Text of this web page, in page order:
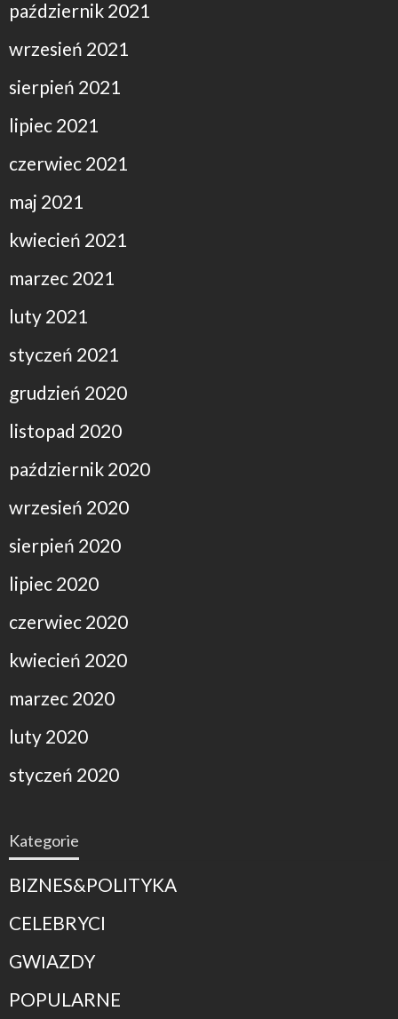
październik 2021
wrzesień 2021
sierpień 2021
lipiec 2021
czerwiec 2021
maj 2021
kwiecień 2021
marzec 2021
luty 2021
styczeń 2021
grudzień 2020
listopad 2020
październik 2020
wrzesień 2020
sierpień 2020
lipiec 2020
czerwiec 2020
kwiecień 2020
marzec 2020
luty 2020
styczeń 2020
Kategorie
BIZNES&POLITYKA
CELEBRYCI
GWIAZDY
POPULARNE